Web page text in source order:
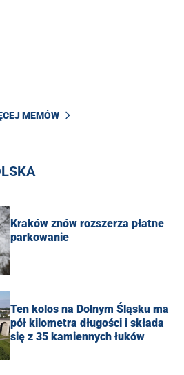
MEMÓW
Kraków znów rozszerza płatne
parkowanie
Ten kolos na Dolnym Śląsku ma
pół kilometra długości i składa
się z 35 kamiennych łuków